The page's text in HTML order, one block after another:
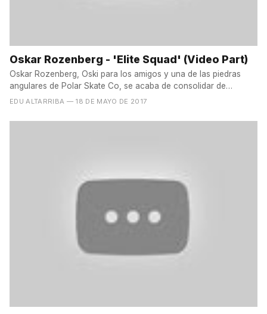
Oskar Rozenberg - 'Elite Squad' (Video Part)
Oskar Rozenberg, Oski para los amigos y una de las piedras
angulares de Polar Skate Co, se acaba de consolidar de
nuevo...
EDU ALTARRIBA — 18 DE MAYO DE 2017